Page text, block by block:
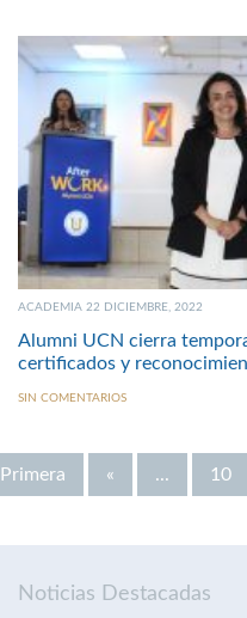
ACADEMIA 22 DICIEMBRE, 2022
Alumni UCN cierra
certificados y
SIN COMENTARIOS
Primera
« ... 10
Noticias Destacadas